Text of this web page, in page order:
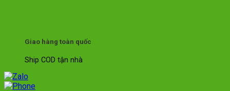
Giao hàng toàn quốc
Ship COD tận nhà